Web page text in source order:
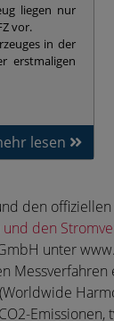
liegen nur
vor.
in der
erstmaligen
lesen
den
den
unter